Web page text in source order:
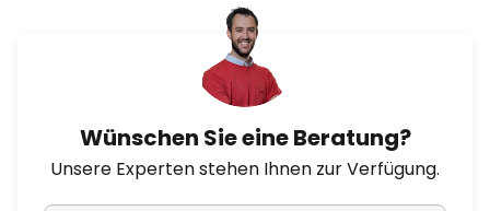
Wünschen Sie eine Beratung?
Unsere Experten stehen Ihnen zur Verfügung.